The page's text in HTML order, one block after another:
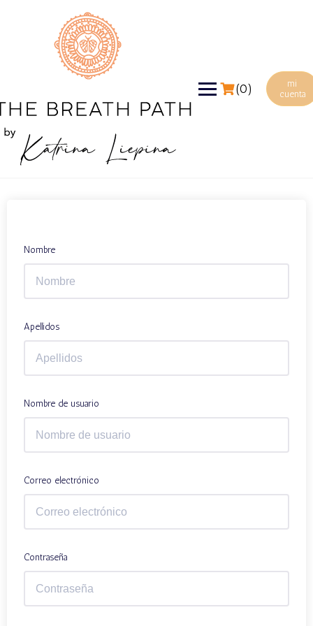
(0)
mi
cuenta
Nombre
Apellidos
Nombre de usuario
Correo electrónico
Contraseña